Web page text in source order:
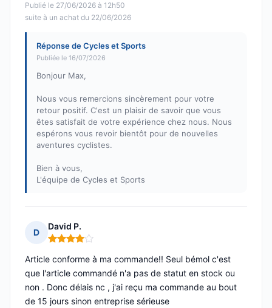
Publié le 27/06/2026 à 12h50
suite à un achat du 22/06/2026
Réponse de Cycles et Sports
Publiée le 16/07/2026
Bonjour Max,
Nous vous remercions sincèrement pour votre
retour positif. C'est un plaisir de savoir que vous
êtes satisfait de votre expérience chez nous. Nous
espérons vous revoir bientôt pour de nouvelles
aventures cyclistes.
Bien à vous,
L'équipe de Cycles et Sports
D
David P.
Note : 4 sur 5
Article conforme à ma commande!! Seul bémol c'est
que l'article commandé n'a pas de statut en stock ou
non . Donc délais nc , j'ai reçu ma commande au bout
de 15 jours sinon entreprise sérieuse